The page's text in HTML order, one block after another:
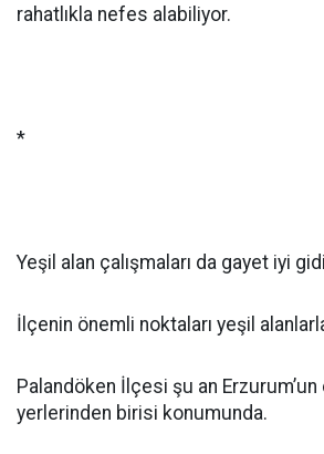
rahatlıkla nefes alabiliyor.
*
Yeşil alan çalışmaları da gayet iyi
İlçenin önemli noktaları yeşil
Palandöken İlçesi şu an
yerlerinden birisi konumunda.